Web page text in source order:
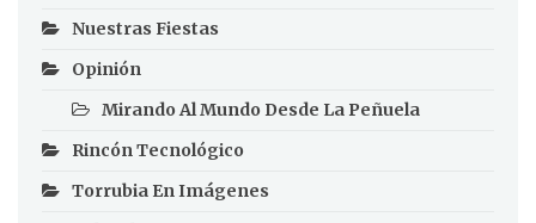
Nuestras Fiestas
Opinión
Mirando Al Mundo Desde La Peñuela
Rincón Tecnológico
Torrubia En Imágenes